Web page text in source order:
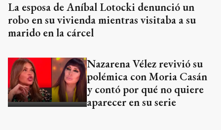
La esposa de Aníbal Lotocki denunció un
robo en su vivienda mientras visitaba a su
marido en la cárcel
Nazarena Vélez revivió su
polémica con Moria Casán
y contó por qué no quiere
aparecer en su serie